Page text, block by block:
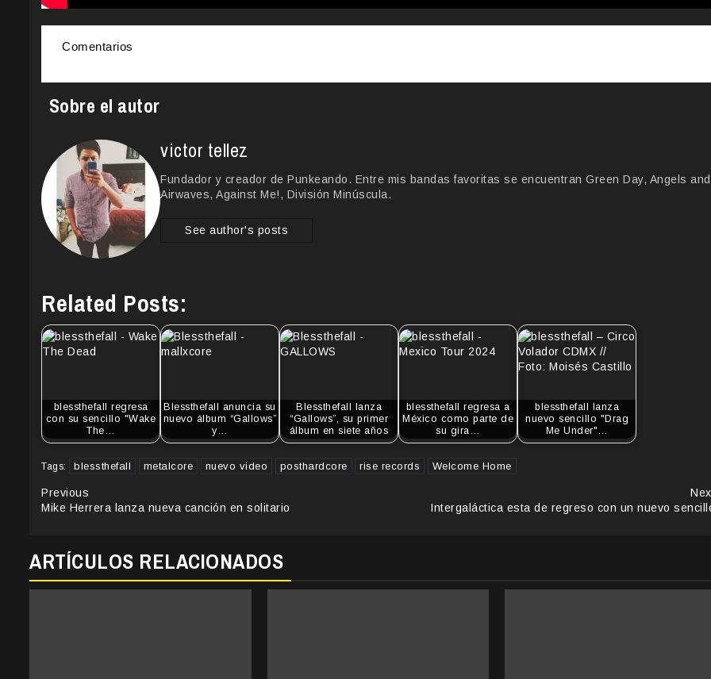
Comentarios
Sobre el autor
victor tellez
Fundador y creador de Punkeando. Entre mis bandas favoritas se encuentran Green Day, Angels and
Airwaves, Against Me!, División Minúscula.
See author's posts
Related Posts:
blessthefall regresa
con su sencillo "Wake
The…
Blessthefall anuncia su
nuevo álbum “Gallows”
y…
Blessthefall lanza
“Gallows”, su primer
álbum en siete años
blessthefall regresa a
México como parte de
su gira…
blessthefall lanza
nuevo sencillo "Drag
Me Under"…
Tags: blessthefall metalcore nuevo video posthardcore rise records Welcome Home
Continue
Previous
Mike Herrera lanza nueva canción en solitario
Intergaláctica esta de regreso con un nuevo
ARTÍCULOS RELACIONADOS